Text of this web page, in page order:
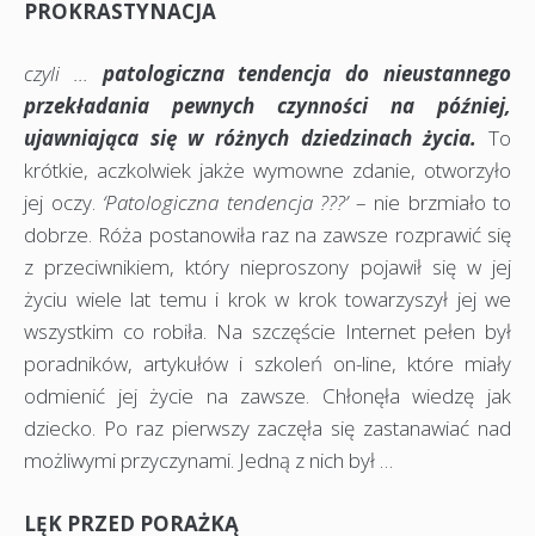
PROKRASTYNACJA
czyli … patologiczna tendencja do nieustannego
przekładania pewnych czynności na później,
ujawniająca się w różnych dziedzinach życia. To
krótkie, aczkolwiek jakże wymowne zdanie, otworzyło
jej oczy. ‘Patologiczna tendencja ???’– nie brzmiało to
dobrze. Róża postanowiła raz na zawsze rozprawić się
z przeciwnikiem, który nieproszony pojawił się w jej
życiu wiele lat temu i krok w krok towarzyszył jej we
wszystkim co robiła. Na szczęście Internet pełen był
poradników, artykułów i szkoleń on-line, które miały
odmienić jej życie na zawsze. Chłonęła wiedzę jak
dziecko. Po raz pierwszy zaczęła się zastanawiać nad
możliwymi przyczynami. Jedną z nich był …
LĘK PRZED PORAŻKĄ